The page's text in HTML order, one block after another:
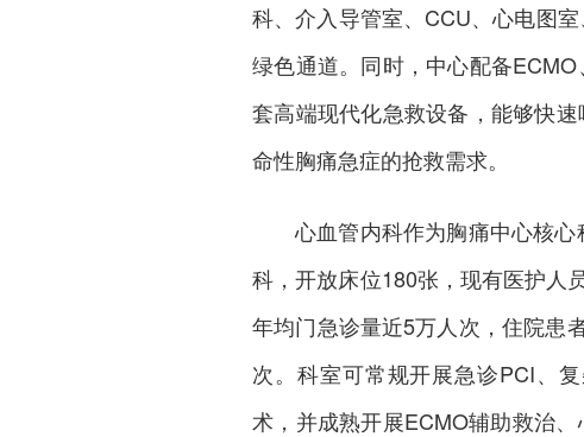
科、介入导管室、CCU、心电图
绿色通道。同时，中心配备
套高端现代化急救设备，能够快
命性胸痛急症的抢救需求。
心血管内科作为胸痛中心核
科，开放床位180张，现有医护人
年均门急诊量近5万人次，住院患
次。科室可常规开展急诊PCI、
术，并成熟开展ECMO辅助救治